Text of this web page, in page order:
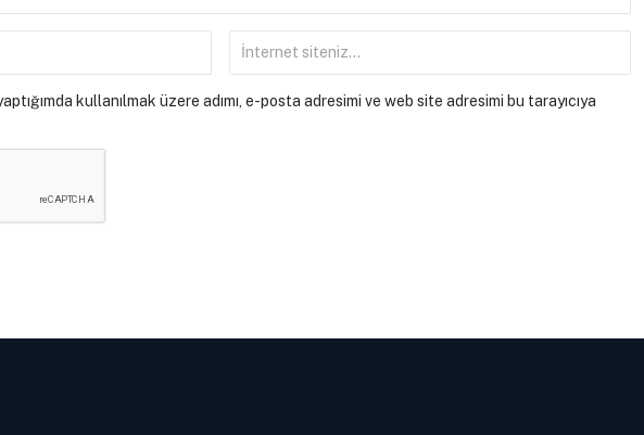
kullanılmak üzere adımı, e-posta adresimi ve web site adresimi bu tarayıcıya